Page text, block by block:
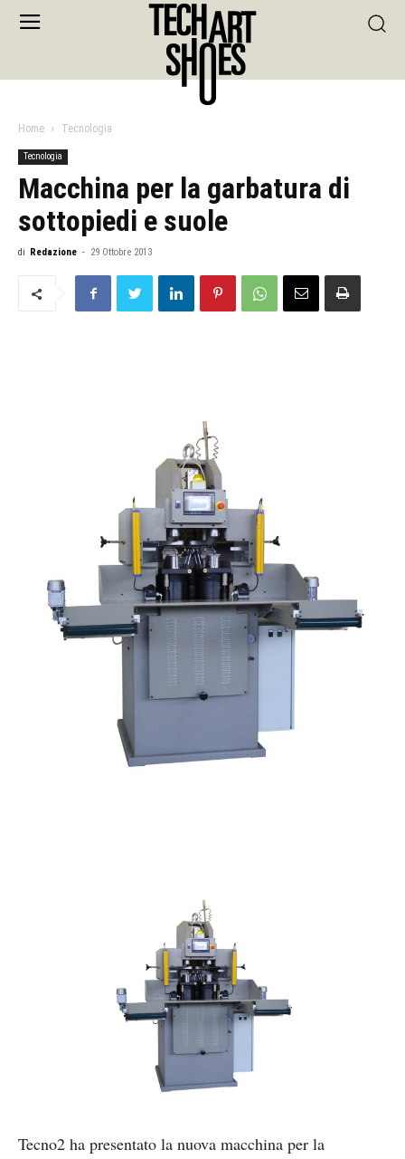
Home Tecnologia
Tecnologia
Macchina per la garbatura di
sottopiedi e suole
di Redazione - 29 Ottobre 2013
Tecno2 ha presentato la nuova macchina per la